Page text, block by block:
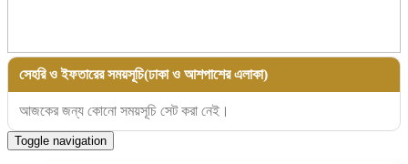
সেহরি ও ইফতারের সময়সূচি(ঢাকা ও আশপাশের এলাকা)
আজকের জন্য কোনো সময়সূচি সেট করা নেই।
Toggle navigation